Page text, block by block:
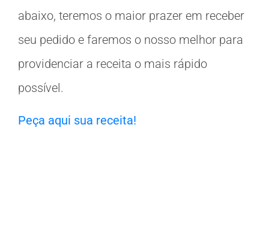
abaixo, teremos o maior prazer em receber
seu pedido e faremos o nosso melhor para
providenciar a receita o mais rápido
possível.
Peça aqui sua receita!